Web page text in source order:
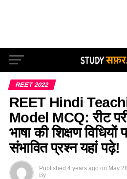
REET 2022
REET Hindi
Model MCQ: रीट
भाषा की शिक्षण विधियों
संभावित प्रश्न यहां पढ़े!
Published 4 years ago on May
By